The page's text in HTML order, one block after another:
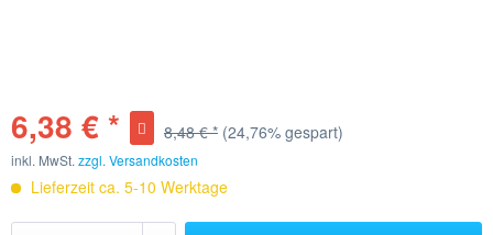
6,38 € * 8,48 € * (24,76% gespart)
inkl. MwSt. zzgl. Versandkosten
Lieferzeit ca. 5-10 Werktage